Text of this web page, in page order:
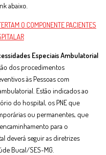
abaixo.
O COMPONENTE PACIENTES
Especiais Ambulatorial
dos procedimentos
às Pessoas com
Estão indicados ao
do hospital, os PNE que
ou permanentes, que
para o
deverá seguir as diretrizes
Bucal/SES-MG.